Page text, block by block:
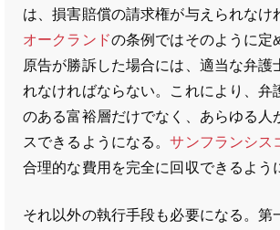
は、損害賠償の請求権が与えられなけ
オークランドの条例ではそのように定
原告が勝訴した場合には、適当な弁護
れなければならない。これにより、弁
のある富裕層だけでなく、あらゆる人
スできるようになる。サンフランシス
合理的な費用を完全に回収できるよう
それ以外の執行手段も必要になる。第